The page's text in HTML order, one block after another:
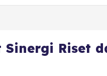
Sinergi Riset